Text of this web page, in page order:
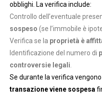
obblighi. La verifica include:
Controllo dell’eventuale
sospeso (se l’immobile è
Verifica se la proprietà è
Identificazione del numero di
controversie legali.
Se durante la verifica
transazione viene sospesa